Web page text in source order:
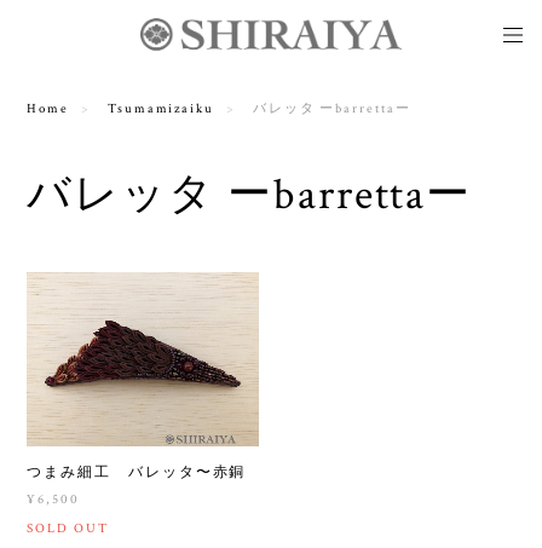
Home Tsumamizaiku バレッタ ーbarrettaー
バレッタ ーbarrettaー
つまみ細工 バレッタ〜赤銅
¥6,500
SOLD OUT